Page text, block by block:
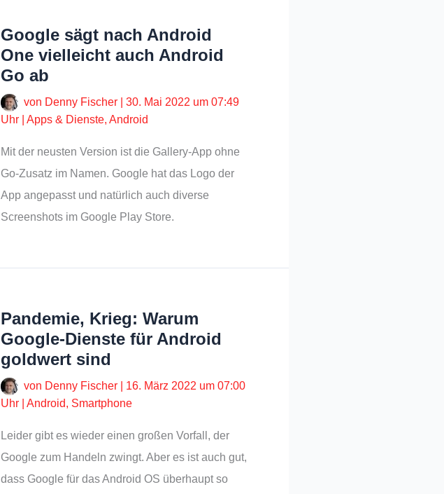
Google sägt nach Android
One vielleicht auch Android
Go ab
von Denny Fischer
30. Mai 2022 um 07:49
Uhr
Apps & Dienste, Android
Mit der neusten Version ist die Gallery-App ohne
Go-Zusatz im Namen. Google hat das Logo der
App angepasst und natürlich auch diverse
Screenshots im Google Play Store.
Pandemie, Krieg: Warum
Google-Dienste für Android
goldwert sind
von Denny Fischer
16. März 2022 um 07:00
Uhr
Android, Smartphone
Leider gibt es wieder einen großen Vorfall, der
Google zum Handeln zwingt. Aber es ist auch gut,
dass Google für das Android OS überhaupt so